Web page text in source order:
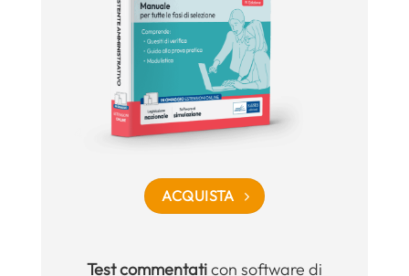
ACQUISTA
Test commentaticon software di